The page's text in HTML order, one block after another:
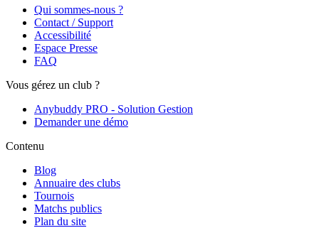
Qui sommes-nous ?
Contact / Support
Accessibilité
Espace Presse
FAQ
Vous gérez un club ?
Anybuddy PRO - Solution Gestion
Demander une démo
Contenu
Blog
Annuaire des clubs
Tournois
Matchs publics
Plan du site